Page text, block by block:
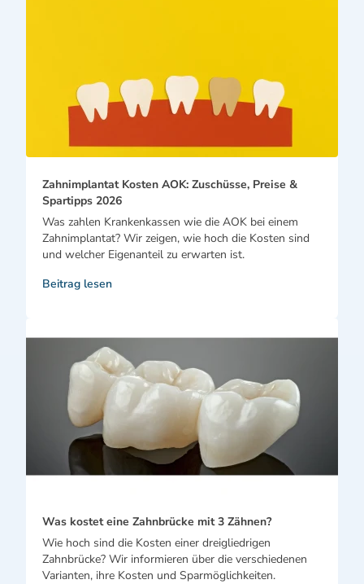
Zahnimplantat Kosten AOK: Zuschüsse, Preise &
Spartipps 2026
Was zahlen Krankenkassen wie die AOK bei einem
Zahnimplantat? Wir zeigen, wie hoch die Kosten sind
und welcher Eigenanteil zu erwarten ist.
Beitrag lesen
Was kostet eine Zahnbrücke mit 3 Zähnen?
Wie hoch sind die Kosten einer dreigliedrigen
Zahnbrücke? Wir informieren über die verschiedenen
Varianten, ihre Kosten und Sparmöglichkeiten.